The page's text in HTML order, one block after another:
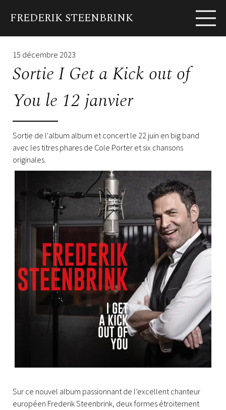
FREDERIK STEENBRINK
Biographie News Programmes EN FR
15 décembre 2023
Sortie I Get a Kick out of
You le 12 janvier
Sortie de l'album album et concert le 22 juin en big band
avec les titres phares de Cole Porter et six chansons
originales.
Sur ce nouvel album passionnant de l’excellent chanteur
européen Frederik Steenbrink, deux formes étroitement